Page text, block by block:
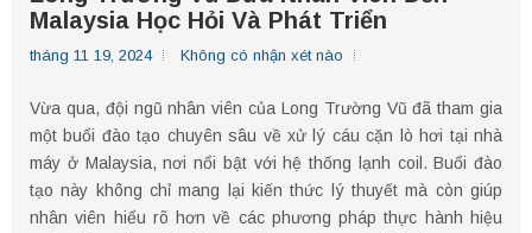
Malaysia Học Hỏi Và Phát Triển
tháng 11 19, 2024 Không có nhận xét nào
Vừa qua, đội ngũ nhân viên của Long Trường Vũ đã tham gia
một buổi đào tạo chuyên sâu về xử lý cáu cặn lò hơi tại nhà
máy ở Malaysia, nơi nổi bật với hệ thống lạnh coil. Buổi đào
tạo này không chỉ mang lại kiến thức lý thuyết mà còn giúp
nhân viên hiểu rõ hơn về các phương pháp thực hành hiệu